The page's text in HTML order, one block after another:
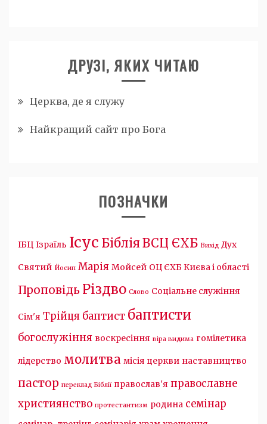
ДРУЗІ, ЯКИХ ЧИТАЮ
Церква, де я служу
Найкращий сайт про Бога
ПОЗНАЧКИ
ІБЦ Ізраїль Ісус БібліяВСЦ ЄХБ Вихід Дух
Святий Йосип Марія Мойсей ОЦ ЄХБ Києва і області
Проповідь Різдво Слово Соціальне служіння
Сім'я Трійця баптист баптисти
богослужіння воскресіння віра видима гомілетика
лідерство молитва місія церкви наставництво
пастор переклад Біблії православ'я православне
християнство протестантизм родина семінар